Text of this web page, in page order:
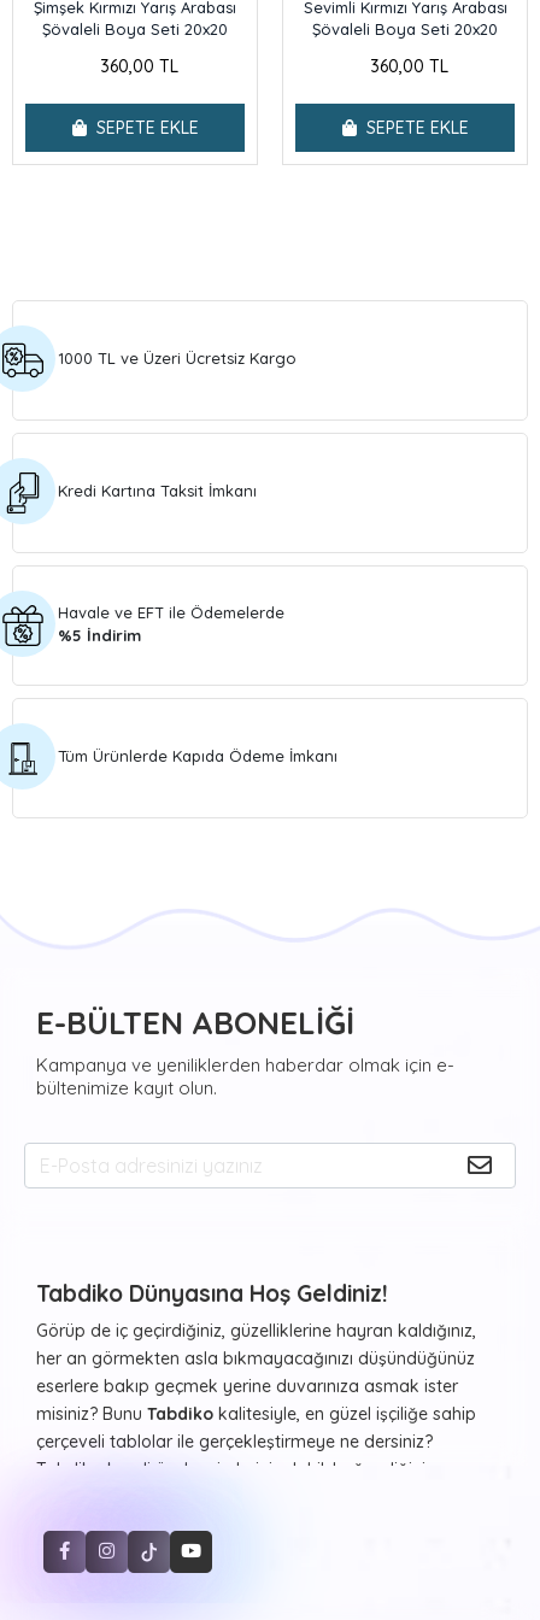
Şimşek Kırmızı Yarış Arabası
Şövaleli Boya Seti 20x20
360,00 TL
SEPETE EKLE
Sevimli Kırmızı Yarış Arabası
Şövaleli Boya Seti 20x20
360,00 TL
SEPETE EKLE
1000 TL ve Üzeri Ücretsiz Kargo
Kredi Kartına Taksit İmkanı
Havale ve EFT ile Ödemelerde
%5 İndirim
Tüm Ürünlerde Kapıda Ödeme İmkanı
E-BÜLTEN ABONELİĞİ
Kampanya ve yeniliklerden haberdar olmak için e-
bültenimize kayıt olun.
Tabdiko Dünyasına Hoş Geldiniz!
Görüp de iç geçirdiğiniz, güzelliklerine hayran kaldığınız,
her an görmekten asla bıkmayacağınızı düşündüğünüz
eserlere bakıp geçmek yerine duvarınıza asmak ister
misiniz? Bunu Tabdiko kalitesiyle, en güzel işçiliğe sahip
çerçeveli tablolar ile gerçekleştirmeye ne dersiniz?
Tabdiko kendi özel resimleriniz dahil, beğendiğiniz ve
çerçevesiz şekilde, farklı formlarda beğeninize sunuyor.
Sayılarla Tuval Boyama Seti